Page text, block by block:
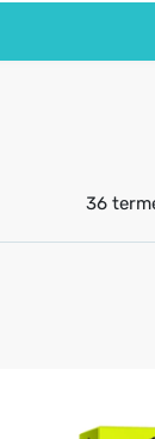
36